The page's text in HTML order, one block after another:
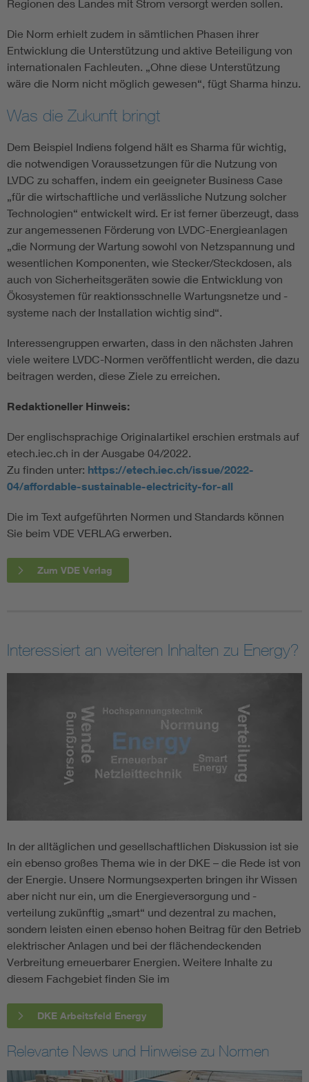
Regionen des Landes mit Strom versorgt werden sollen.
Die Norm erhielt zudem in sämtlichen Phasen ihrer
Entwicklung die Unterstützung und aktive Beteiligung von
internationalen Fachleuten. „Ohne diese Unterstützung
wäre die Norm nicht möglich gewesen“, fügt Sharma hinzu.
Was die Zukunft bringt
Dem Beispiel Indiens folgend hält es Sharma für wichtig,
die notwendigen Voraussetzungen für die Nutzung von
LVDC zu schaffen, indem ein geeigneter Business Case
„für die wirtschaftliche und verlässliche Nutzung solcher
Technologien“ entwickelt wird. Er ist ferner überzeugt, dass
zur angemessenen Förderung von LVDC-Energieanlagen
„die Normung der Wartung sowohl von Netzspannung und
wesentlichen Komponenten, wie Stecker/Steckdosen, als
auch von Sicherheitsgeräten sowie die Entwicklung von
Ökosystemen für reaktionsschnelle Wartungsnetze und -
systeme nach der Installation wichtig sind“.
Interessengruppen erwarten, dass in den nächsten Jahren
viele weitere LVDC-Normen veröffentlicht werden, die dazu
beitragen werden, diese Ziele zu erreichen.
Redaktioneller Hinweis:
Der englischsprachige Originalartikel erschien erstmals auf
etech.iec.ch in der Ausgabe 04/2022.
Zu finden unter: https://etech.iec.ch/issue/2022-
04/affordable-sustainable-electricity-for-all
Die im Text aufgeführten Normen und Standards können
Sie beim VDE VERLAG erwerben.
Zum VDE Verlag
Interessiert an weiteren Inhalten zu Energy?
In der alltäglichen und gesellschaftlichen Diskussion ist sie
ein ebenso großes Thema wie in der DKE – die Rede ist von
der Energie. Unsere Normungsexperten bringen ihr Wissen
aber nicht nur ein, um die Energieversorgung und -
verteilung zukünftig „smart“ und dezentral zu machen,
sondern leisten einen ebenso hohen Beitrag für den Betrieb
elektrischer Anlagen und bei der flächendeckenden
Verbreitung erneuerbarer Energien. Weitere Inhalte zu
diesem Fachgebiet finden Sie im
DKE Arbeitsfeld Energy
Relevante News und Hinweise zu Normen